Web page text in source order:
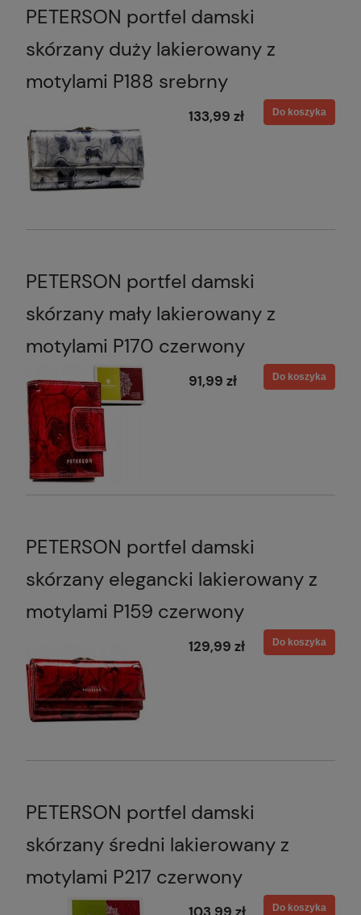
PETERSON portfel damski
skórzany duży lakierowany z
motylami P188 srebrny
133,99 zł Do koszyka
PETERSON portfel damski
skórzany mały lakierowany z
motylami P170 czerwony
91,99 zł Do koszyka
PETERSON portfel damski
skórzany elegancki lakierowany z
motylami P159 czerwony
129,99 zł Do koszyka
PETERSON portfel damski
skórzany średni lakierowany z
motylami P217 czerwony
Do koszyka